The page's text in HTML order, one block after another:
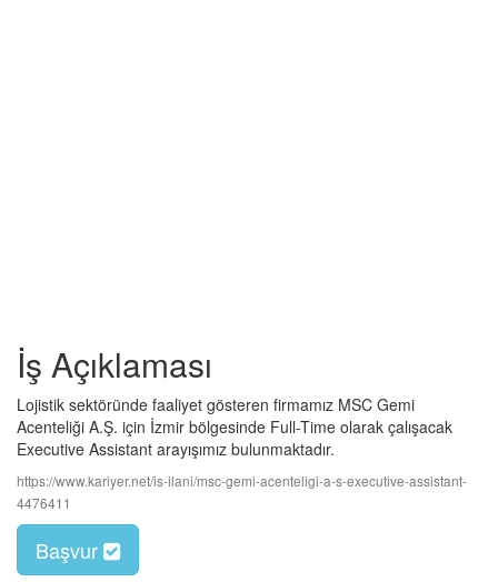
İş Açıklaması
Lojistik sektöründe faaliyet gösteren firmamız MSC Gemi
Acenteliği A.Ş. için İzmir bölgesinde Full-Time olarak çalışacak
Executive Assistant arayışımız bulunmaktadır.
https://www.kariyer.net/is-ilani/msc-gemi-acenteligi-a-s-executive-assistant-
4476411
Başvur